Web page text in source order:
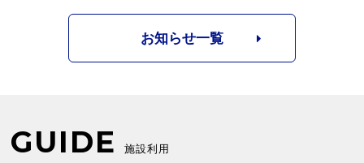
お知らせ一覧
GUIDE 施設利用